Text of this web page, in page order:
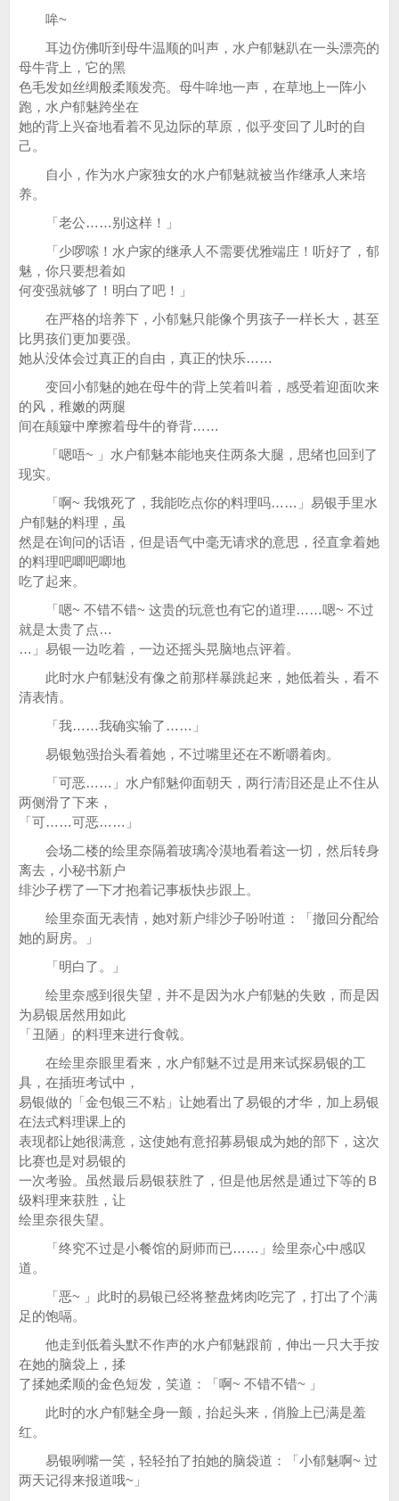
哞~
耳边仿佛听到母牛温顺的叫声，水户郁魅趴在一头漂亮的
母牛背上，它的黑
色毛发如丝绸般柔顺发亮。母牛哞地一声，在草地上一阵小
跑，水户郁魅跨坐在
她的背上兴奋地看着不见边际的草原，似乎变回了儿时的自
己。
自小，作为水户家独女的水户郁魅就被当作继承人来培
养。
「老公……别这样！」
「少啰嗦！水户家的继承人不需要优雅端庄！听好了，郁
魅，你只要想着如
何变强就够了！明白了吧！」
在严格的培养下，小郁魅只能像个男孩子一样长大，甚至
比男孩们更加要强。
她从没体会过真正的自由，真正的快乐……
变回小郁魅的她在母牛的背上笑着叫着，感受着迎面吹来
的风，稚嫩的两腿
间在颠簸中摩擦着母牛的脊背……
「嗯唔~ 」水户郁魅本能地夹住两条大腿，思绪也回到了
现实。
「啊~ 我饿死了，我能吃点你的料理吗……」易银手里水
户郁魅的料理，虽
然是在询问的话语，但是语气中毫无请求的意思，径直拿着她
的料理吧唧吧唧地
吃了起来。
「嗯~ 不错不错~ 这贵的玩意也有它的道理……嗯~ 不过
就是太贵了点…
…」易银一边吃着，一边还摇头晃脑地点评着。
此时水户郁魅没有像之前那样暴跳起来，她低着头，看不
清表情。
「我……我确实输了……」
易银勉强抬头看着她，不过嘴里还在不断嚼着肉。
「可恶……」水户郁魅仰面朝天，两行清泪还是止不住从
两侧滑了下来，
「可……可恶……」
会场二楼的绘里奈隔着玻璃冷漠地看着这一切，然后转身
离去，小秘书新户
绯沙子楞了一下才抱着记事板快步跟上。
绘里奈面无表情，她对新户绯沙子吩咐道：「撤回分配给
她的厨房。」
「明白了。」
绘里奈感到很失望，并不是因为水户郁魅的失败，而是因
为易银居然用如此
「丑陋」的料理来进行食戟。
在绘里奈眼里看来，水户郁魅不过是用来试探易银的工
具，在插班考试中，
易银做的「金包银三不粘」让她看出了易银的才华，加上易银
在法式料理课上的
表现都让她很满意，这使她有意招募易银成为她的部下，这次
比赛也是对易银的
一次考验。虽然最后易银获胜了，但是他居然是通过下等的Ｂ
级料理来获胜，让
绘里奈很失望。
「终究不过是小餐馆的厨师而已……」绘里奈心中感叹
道。
「恶~ 」此时的易银已经将整盘烤肉吃完了，打出了个满
足的饱嗝。
他走到低着头默不作声的水户郁魅跟前，伸出一只大手按
在她的脑袋上，揉
了揉她柔顺的金色短发，笑道：「啊~ 不错不错~ 」
此时的水户郁魅全身一颤，抬起头来，俏脸上已满是羞
红。
易银咧嘴一笑，轻轻拍了拍她的脑袋道：「小郁魅啊~ 过
两天记得来报道哦~」